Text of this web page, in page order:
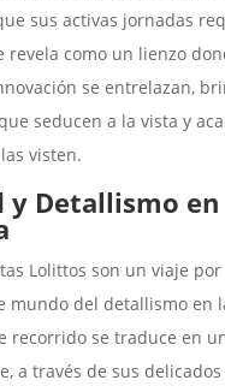
sus activas jornadas
revela como un lienzo
se entrelazan,
seducen a la vista y
visten.
y Detallismo en
Lolittos son un viaje por
mundo del detallismo en
recorrido se traduce en
a través de sus